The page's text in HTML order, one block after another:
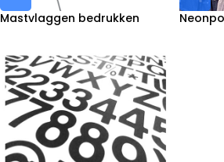
Mastvlaggen bedrukken